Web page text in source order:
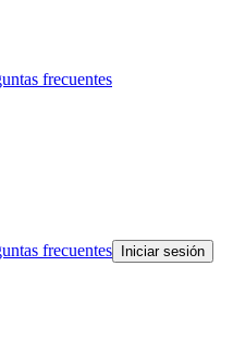
frecuentes
frecuentes Iniciar sesión